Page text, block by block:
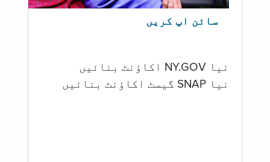
سائن اپ کریں
نیا NY.GOV اکاؤنٹ بنائیں
نیا SNAP گیسٹ اکاؤنٹ بنائیں